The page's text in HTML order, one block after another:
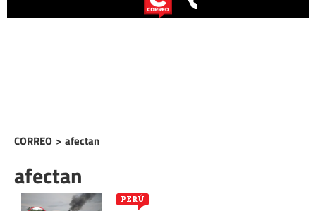
CORREO > afectan
afectan
PERÚ